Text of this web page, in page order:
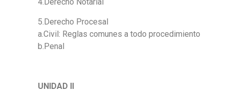
5.Derecho Procesal
a.Civil: Reglas comunes a todo procedimiento
b.Penal
UNIDAD II